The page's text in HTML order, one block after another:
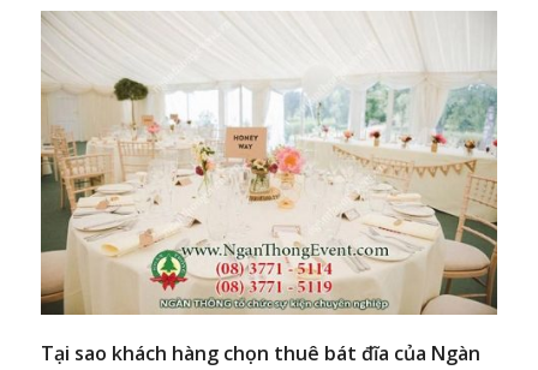
Tại sao khách hàng chọn thuê bát đĩa của Ngàn